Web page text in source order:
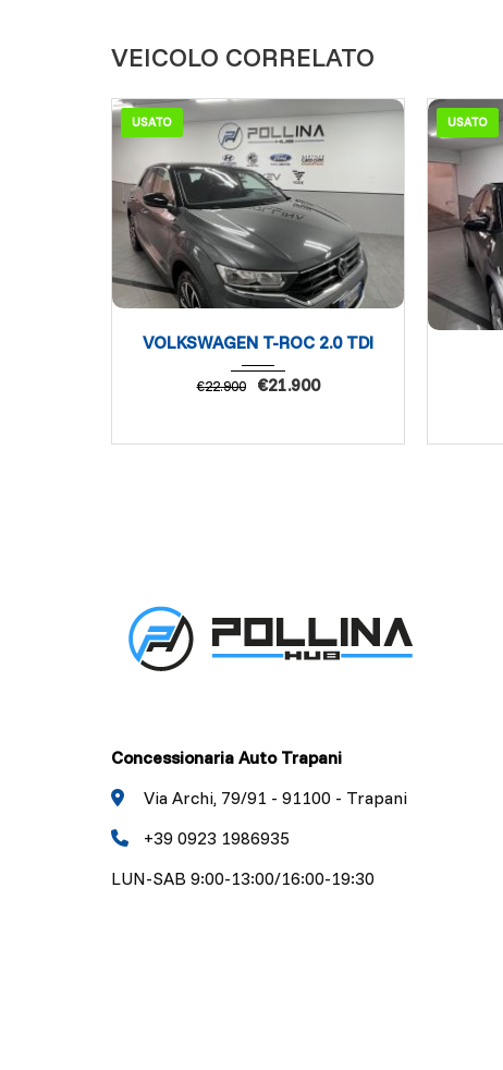
VEICOLO CORRELATO
USATO
VOLKSWAGEN T-ROC 2.0 TDI
€22.900 €21.900
USATO
Concessionaria Auto Trapani
Via Archi, 79/91 - 91100 - Trapani
+39 0923 1986935
LUN-SAB 9:00-13:00/16:00-19:30